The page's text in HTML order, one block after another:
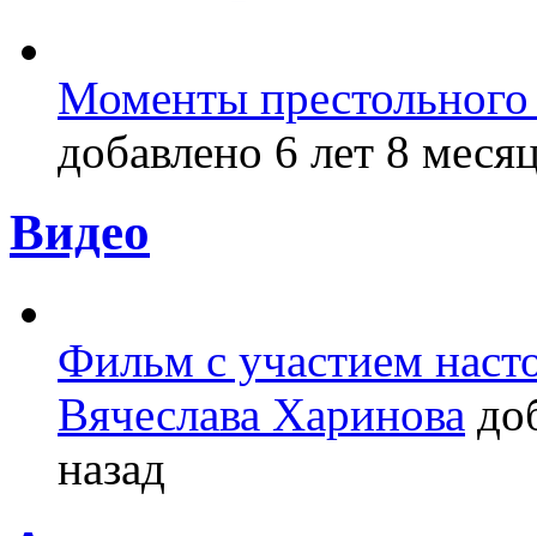
Моменты
добавлено 6 лет 8
Видео
Фильм с участием
Вячеслава Харинова
назад